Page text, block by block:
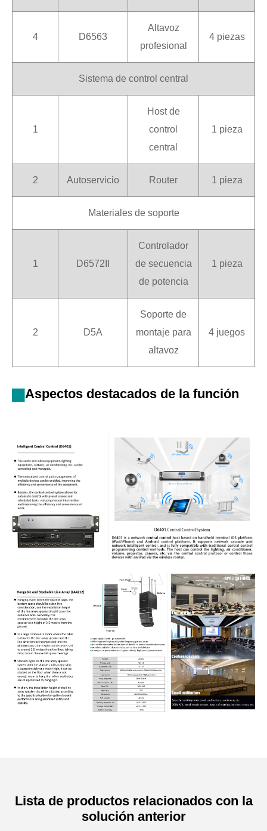
4 D6563
Altavoz
profesional
4 piezas
Sistema de control central
1
Host de
control
central
1 pieza
2 Autoservicio Router 1 pieza
Materiales de soporte
1 D6572II
Controlador
de secuencia
de potencia
1 pieza
2 D5A
Soporte de
montaje para
altavoz
4 juegos
Aspectos destacados de la función
Lista de productos relacionados con la
solución anterior